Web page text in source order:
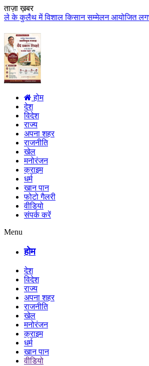
ताज़ा ख़बर
आयोजित लगभग 87.21 करोड़
होम
देश
विदेश
राज्य
अपना शहर
राजनीति
खेल
मनोरंजन
क्राइम
धर्म
खान पान
फोटो गैलरी
वीडियो
संपर्क करें
Menu
होम
देश
विदेश
राज्य
अपना शहर
राजनीति
खेल
मनोरंजन
क्राइम
धर्म
खान पान
वीडियो